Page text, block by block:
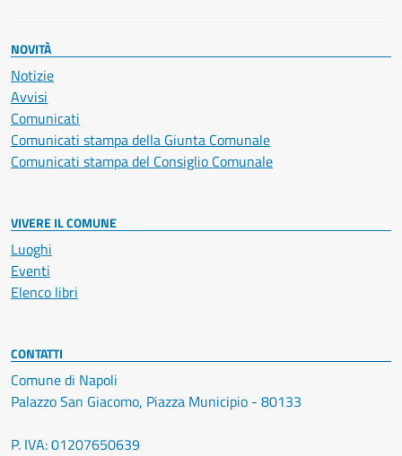
NOVITÀ
Notizie
Avvisi
Comunicati
Comunicati stampa della Giunta Comunale
Comunicati stampa del Consiglio Comunale
VIVERE IL COMUNE
Luoghi
Eventi
Elenco libri
CONTATTI
Comune di Napoli
Palazzo San Giacomo, Piazza Municipio - 80133
P. IVA: 01207650639